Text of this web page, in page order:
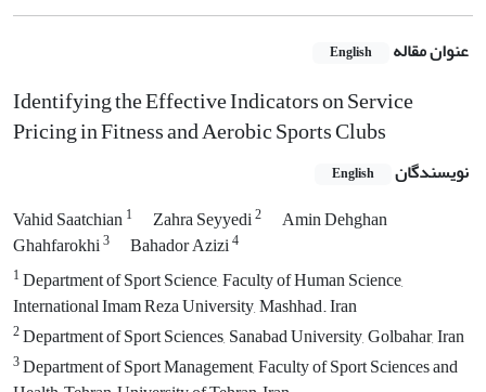
عنوان مقاله English
Identifying the Effective Indicators on Service
Pricing in Fitness and Aerobic Sports Clubs
نویسندگان English
Vahid Saatchian1 Zahra Seyyedi2
Amin Dehghan
Ghahfarokhi3 Bahador Azizi4
1Department of Sport Science, Faculty of Human Science,
International Imam Reza University, Mashhad. Iran
2Department of Sport Sciences, Sanabad University, Golbahar, Iran
3Department of Sport Management, Faculty of Sport Sciences and